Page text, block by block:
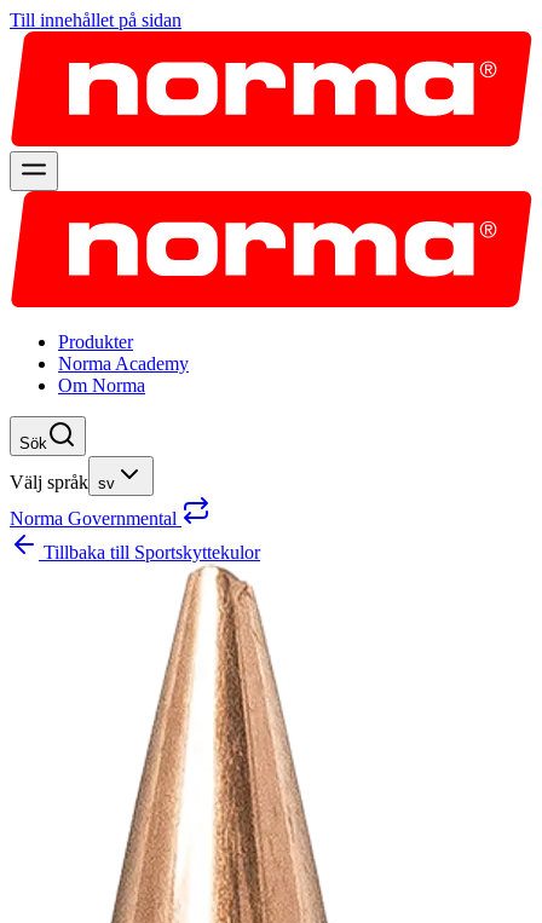
Till innehållet på sidan
Produkter
Norma Academy
Om Norma
Sök
Välj språk sv
Norma Governmental
Tillbaka till Sportskyttekulor